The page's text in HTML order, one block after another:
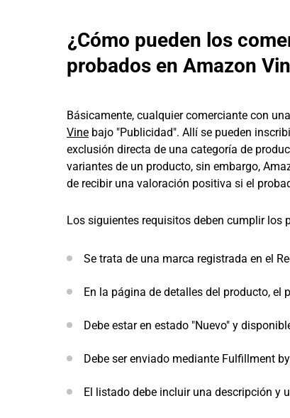
¿Cómo pueden los
probados en Amazon
Básicamente, cualquier comerciante con
Vine bajo "Publicidad". Allí se pueden
exclusión directa de una categoría de
variantes de un producto, sin embargo,
de recibir una valoración positiva si el
Los siguientes requisitos deben cumplir los
Se trata de una marca registrada en el
En la página de detalles del producto, el
Debe estar en estado "Nuevo" y
Debe ser enviado mediante Fulfillment
El listado debe incluir una descripción y